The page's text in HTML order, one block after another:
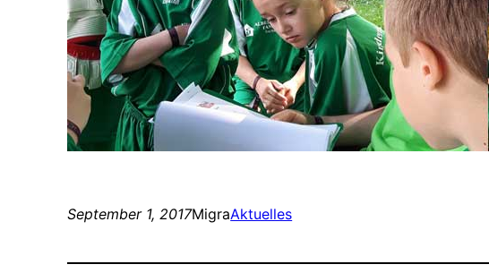
September 1, 2017MigraAktuelles